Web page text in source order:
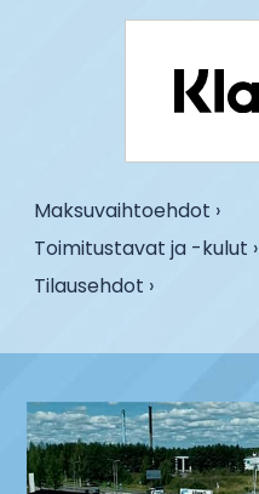
Maksuvaihtoehdot ›
Toimitustavat ja -kulut ›
Tilausehdot ›